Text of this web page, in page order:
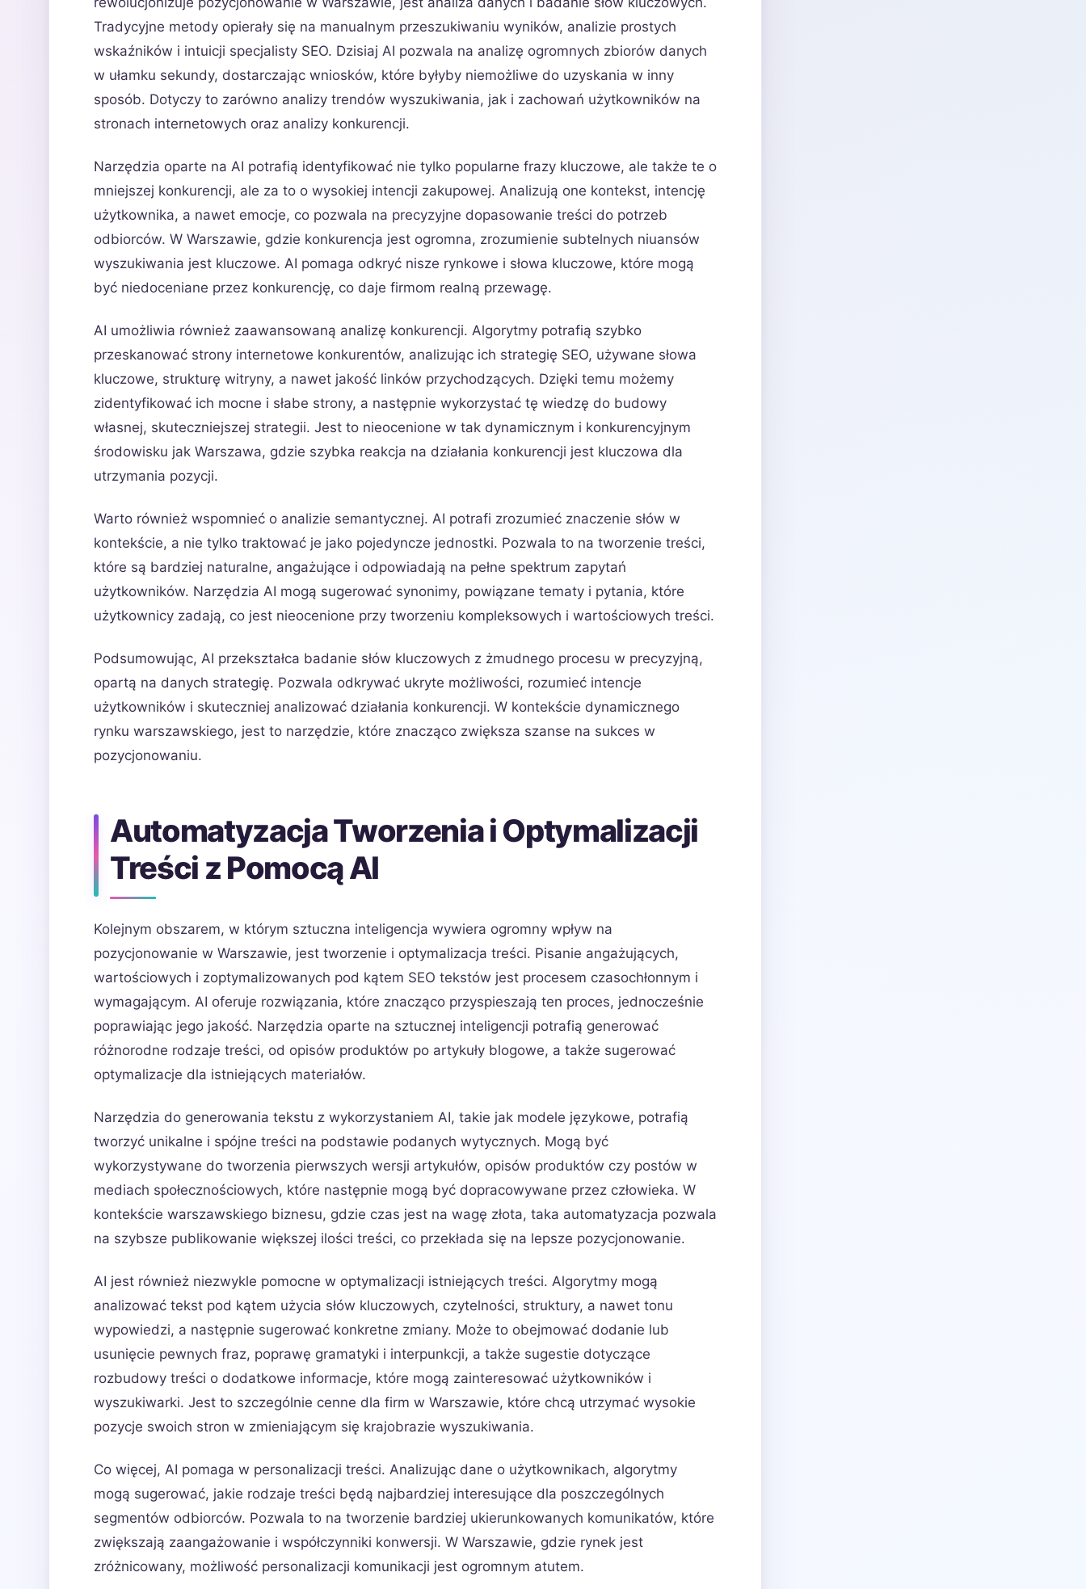
Tradycyjne metody opierały się na manualnym przeszukiwaniu wyników, analizie prostych
wskaźników i intuicji specjalisty SEO. Dzisiaj AI pozwala na analizę ogromnych zbiorów danych
w ułamku sekundy, dostarczając wniosków, które byłyby niemożliwe do uzyskania w inny
sposób. Dotyczy to zarówno analizy trendów wyszukiwania, jak i zachowań użytkowników na
stronach internetowych oraz analizy konkurencji.
Narzędzia oparte na AI potrafią identyfikować nie tylko popularne frazy kluczowe, ale także te o
mniejszej konkurencji, ale za to o wysokiej intencji zakupowej. Analizują one kontekst, intencję
użytkownika, a nawet emocje, co pozwala na precyzyjne dopasowanie treści do potrzeb
odbiorców. W Warszawie, gdzie konkurencja jest ogromna, zrozumienie subtelnych niuansów
wyszukiwania jest kluczowe. AI pomaga odkryć nisze rynkowe i słowa kluczowe, które mogą
być niedoceniane przez konkurencję, co daje firmom realną przewagę.
AI umożliwia również zaawansowaną analizę konkurencji. Algorytmy potrafią szybko
przeskanować strony internetowe konkurentów, analizując ich strategię SEO, używane słowa
kluczowe, strukturę witryny, a nawet jakość linków przychodzących. Dzięki temu możemy
zidentyfikować ich mocne i słabe strony, a następnie wykorzystać tę wiedzę do budowy
własnej, skuteczniejszej strategii. Jest to nieocenione w tak dynamicznym i konkurencyjnym
środowisku jak Warszawa, gdzie szybka reakcja na działania konkurencji jest kluczowa dla
utrzymania pozycji.
Warto również wspomnieć o analizie semantycznej. AI potrafi zrozumieć znaczenie słów w
kontekście, a nie tylko traktować je jako pojedyncze jednostki. Pozwala to na tworzenie treści,
które są bardziej naturalne, angażujące i odpowiadają na pełne spektrum zapytań
użytkowników. Narzędzia AI mogą sugerować synonimy, powiązane tematy i pytania, które
użytkownicy zadają, co jest nieocenione przy tworzeniu kompleksowych i wartościowych treści.
Podsumowując, AI przekształca badanie słów kluczowych z żmudnego procesu w precyzyjną,
opartą na danych strategię. Pozwala odkrywać ukryte możliwości, rozumieć intencje
użytkowników i skuteczniej analizować działania konkurencji. W kontekście dynamicznego
rynku warszawskiego, jest to narzędzie, które znacząco zwiększa szanse na sukces w
pozycjonowaniu.
Automatyzacja Tworzenia i Optymalizacji
Treści z Pomocą AI
Kolejnym obszarem, w którym sztuczna inteligencja wywiera ogromny wpływ na
pozycjonowanie w Warszawie, jest tworzenie i optymalizacja treści. Pisanie angażujących,
wartościowych i zoptymalizowanych pod kątem SEO tekstów jest procesem czasochłonnym i
wymagającym. AI oferuje rozwiązania, które znacząco przyspieszają ten proces, jednocześnie
poprawiając jego jakość. Narzędzia oparte na sztucznej inteligencji potrafią generować
różnorodne rodzaje treści, od opisów produktów po artykuły blogowe, a także sugerować
optymalizacje dla istniejących materiałów.
Narzędzia do generowania tekstu z wykorzystaniem AI, takie jak modele językowe, potrafią
tworzyć unikalne i spójne treści na podstawie podanych wytycznych. Mogą być
wykorzystywane do tworzenia pierwszych wersji artykułów, opisów produktów czy postów w
mediach społecznościowych, które następnie mogą być dopracowywane przez człowieka. W
kontekście warszawskiego biznesu, gdzie czas jest na wagę złota, taka automatyzacja pozwala
na szybsze publikowanie większej ilości treści, co przekłada się na lepsze pozycjonowanie.
AI jest również niezwykle pomocne w optymalizacji istniejących treści. Algorytmy mogą
analizować tekst pod kątem użycia słów kluczowych, czytelności, struktury, a nawet tonu
wypowiedzi, a następnie sugerować konkretne zmiany. Może to obejmować dodanie lub
usunięcie pewnych fraz, poprawę gramatyki i interpunkcji, a także sugestie dotyczące
rozbudowy treści o dodatkowe informacje, które mogą zainteresować użytkowników i
wyszukiwarki. Jest to szczególnie cenne dla firm w Warszawie, które chcą utrzymać wysokie
pozycje swoich stron w zmieniającym się krajobrazie wyszukiwania.
Co więcej, AI pomaga w personalizacji treści. Analizując dane o użytkownikach, algorytmy
mogą sugerować, jakie rodzaje treści będą najbardziej interesujące dla poszczególnych
segmentów odbiorców. Pozwala to na tworzenie bardziej ukierunkowanych komunikatów, które
zwiększają zaangażowanie i współczynniki konwersji. W Warszawie, gdzie rynek jest
zróżnicowany, możliwość personalizacji komunikacji jest ogromnym atutem.